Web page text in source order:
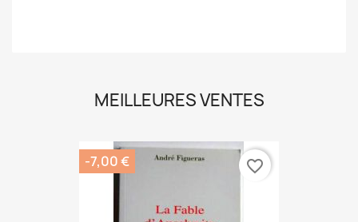
MEILLEURES VENTES
-7,00 € favorite_border